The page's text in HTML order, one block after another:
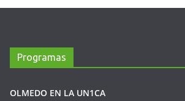
Programas
OLMEDO EN LA UN1CA